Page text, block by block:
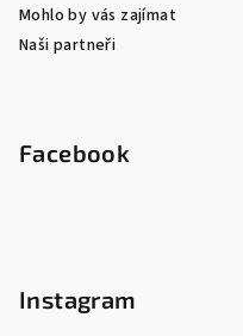
Mohlo by vás zajímat
Naši partneři
Facebook
Instagram